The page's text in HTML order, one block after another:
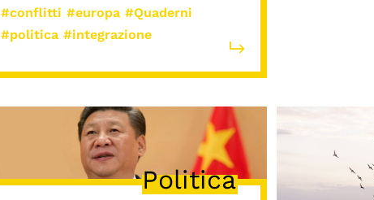
#conflitti #europa #Quaderni
#politica #integrazione
Politica